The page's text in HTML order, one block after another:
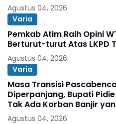
Agustus 04, 2026
Varia
Pemkab Atim Raih Opini
Berturut-turut Atas LKPD
Agustus 04, 2026
Varia
Masa Transisi
Diperpanjang, Bupati
Tak Ada Korban Banjir
Agustus 04, 2026